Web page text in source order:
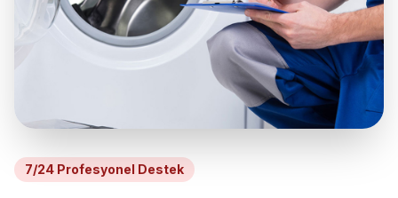
7/24 Profesyonel Destek